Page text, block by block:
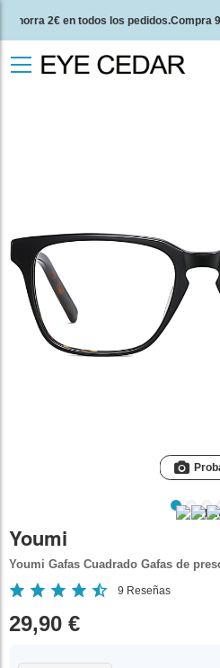
Ahorra 2€ en todos los pedidos.Compra
2 años de garantía de calidad y 30 días
Youmi
Youmi Gafas Cuadrado Gafas de
9 Reseñas
29,90 €